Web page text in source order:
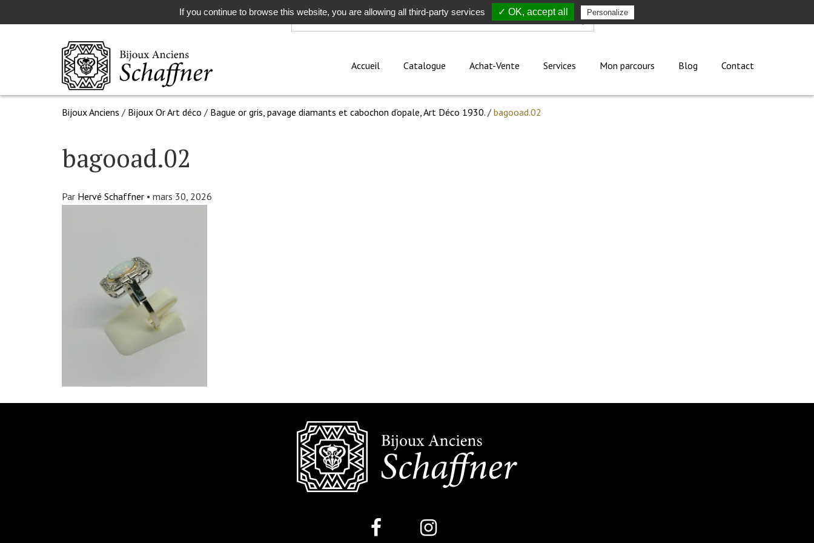
Rechercher
Accueil Catalogue Achat-Vente Services Mon parcours Blog Contact
Bijoux Anciens / Bijoux Or Art déco / Bague or gris, pavage diamants et cabochon d’opale, Art Déco 1930. / bagooad.02
bagooad.02
Par Hervé Schaffner • mars 30, 2026
If you continue to browse this website, you are allowing all third-party services ✓ OK, accept all Personalize